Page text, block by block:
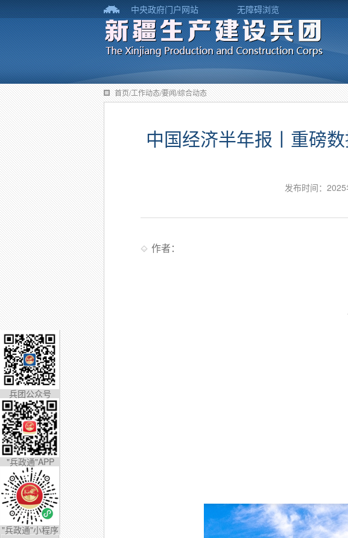
中央政府门户网站 无障碍浏览
首页/工作动态/要闻/综合动态
中国经济半年报丨重磅
发布时间：
作者：
兵团公众号
"兵政通"APP
"兵政通"小程序